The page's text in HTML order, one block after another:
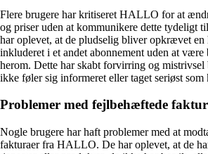
Flere brugere har kritiseret HALLO for at
og priser uden at kommunikere dette tydeligt
har oplevet, at de pludselig bliver opkrævet en
inkluderet i et andet abonnement uden at
herom. Dette har skabt forvirring og mistrivsel
ikke føler sig informeret eller taget seriøst som
Problemer med fejlbehæftede
Nogle brugere har haft problemer med at
fakturaer fra HALLO. De har oplevet, at de